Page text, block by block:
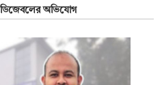
ডিজেবলের অভিযোগ